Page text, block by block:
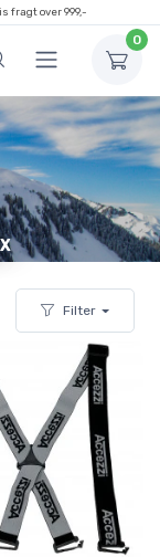
fragt over 999,-
0
Filter